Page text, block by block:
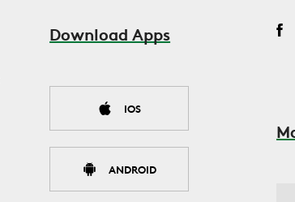
Download Apps
IOS
ANDROID